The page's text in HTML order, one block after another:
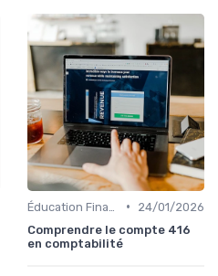
•
24/01/2026
Comprendre le compte 416
en comptabilité